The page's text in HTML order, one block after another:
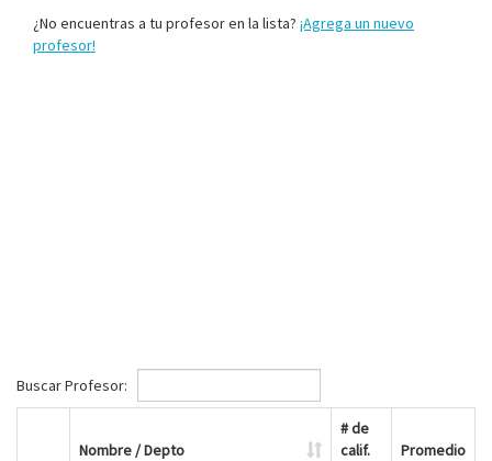
¿No encuentras a tu profesor en la lista? ¡Agrega un nuevo
profesor!
Buscar Profesor:
Nombre / Depto
# de
calif.
Promedio